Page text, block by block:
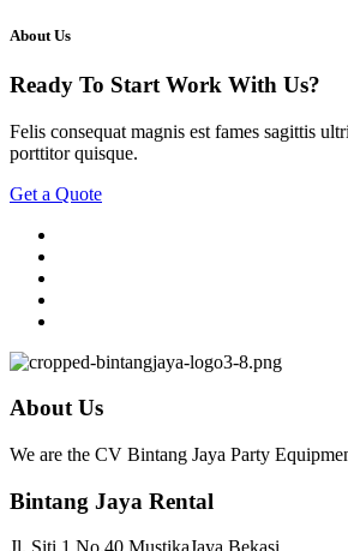
About Us
Ready To Start Work With Us?
Felis consequat magnis est fames sagittis
porttitor quisque.
Get a Quote
About Us
We are the CV Bintang Jaya Party
Bintang Jaya Rental